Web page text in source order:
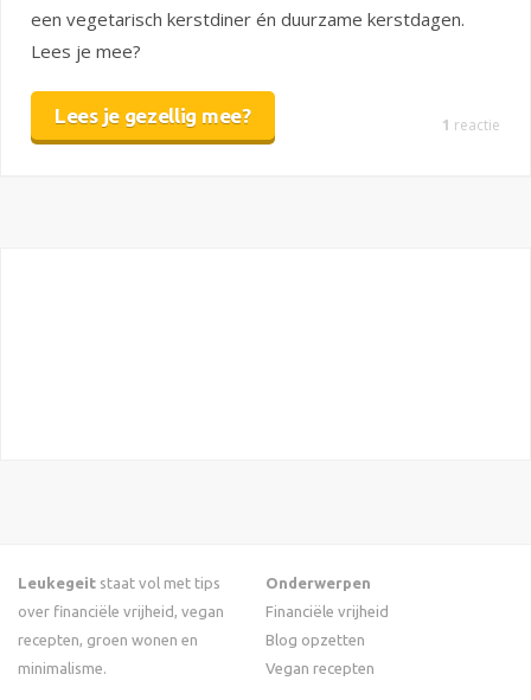
een vegetarisch kerstdiner én duurzame kerstdagen.
Lees je mee?
Lees je gezellig mee? 1 reactie
Leukegeit staat vol met tips
over financiële vrijheid, vegan
recepten, groen wonen en
minimalisme.
Onderwerpen
Financiële vrijheid
Blog opzetten
Vegan recepten